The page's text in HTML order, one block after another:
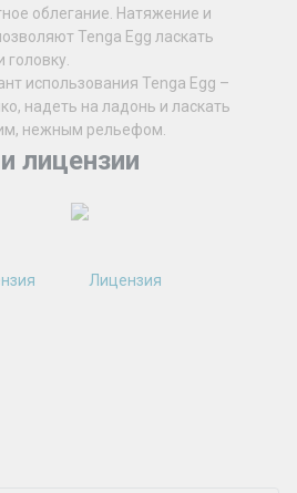
облегание. Натяжение и
Tenga Egg ласкать
использования Tenga Egg –
надеть на ладонь и ласкать
нежным рельефом.
лицензии